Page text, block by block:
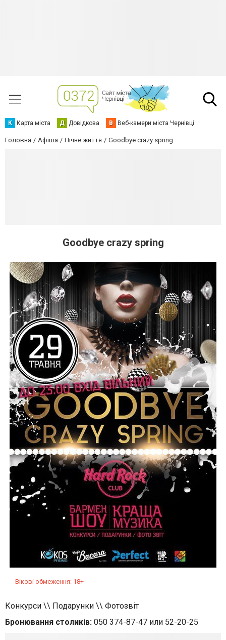
К Карта міста Д Довідкова В Веб-камери міста Чернівці
Головна Афіша Нічне життя Goodbye crazy spring
Goodbye crazy spring
Вікові обмеження: 18+
Конкурси \\ Подарунки \\ Фотозвіт
Бронювання столиків: 050 374-87-47 или 52-20-25